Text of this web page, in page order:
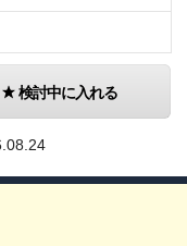
検討中に入れる